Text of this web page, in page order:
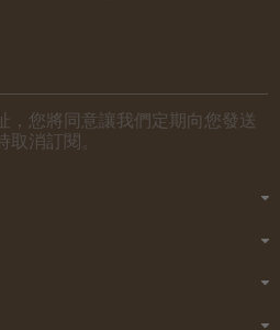
，您將同意讓我們定期向您發送
消訂閱。